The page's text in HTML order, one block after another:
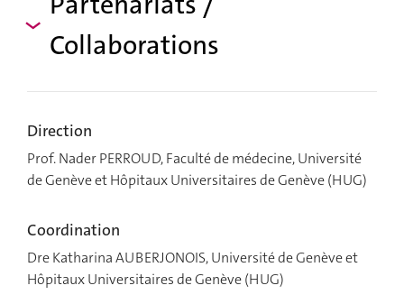
Collaborations
Direction
Prof. Nader PERROUD, Faculté de médecine, Université
de Genève et Hôpitaux Universitaires de Genève (HUG)
Coordination
Dre Katharina AUBERJONOIS, Université de Genève et
Hôpitaux Universitaires de Genève (HUG)